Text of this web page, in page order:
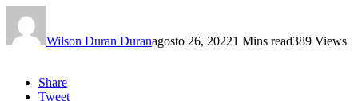
Wilson Duran Duranagosto 26, 20221 Mins read389 Views
Share
Tweet